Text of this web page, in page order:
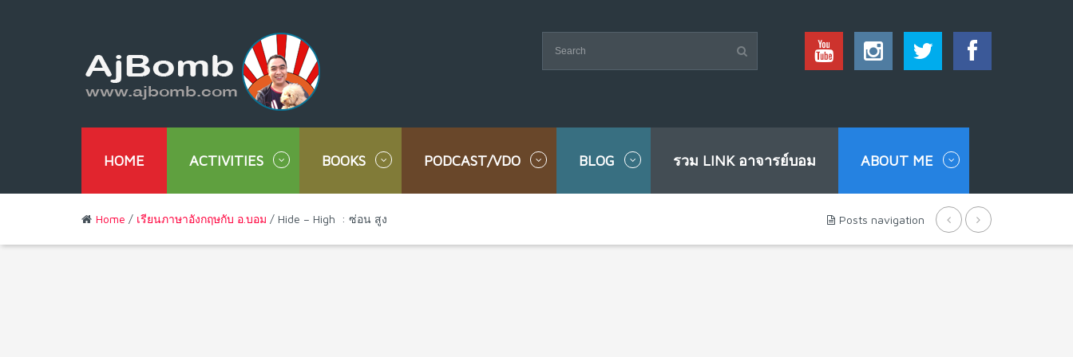
HOME ACTIVITIES BOOKS PODCAST/VDO BLOG รวม LINK อาจารย์บอม ABOUT ME
Home / เรียนภาษาอังกฤษกับ อ.บอม / Hide – High : ซ่อน สูง Posts navigation